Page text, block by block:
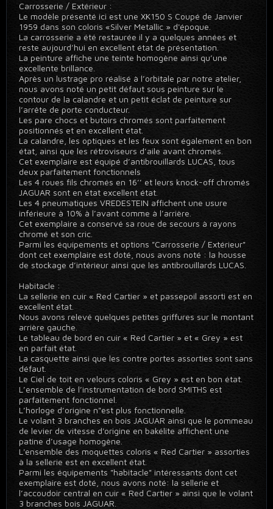
Carrosserie / Extérieur :
Le modèle présenté ici est une XK150 S Coupé de Janvier
1959 dans son coloris «Silver Metallic » d'époque.
La carrosserie a été restaurée il y a quelques années et
reste aujourd’hui en excellent état de présentation.
La peinture affiche une teinte homogène ainsi qu’une
excellente brillance.
Après un lustrage pro réalisé à l’orbitale par notre atelier,
nous avons noté un petit défaut sous peinture sur le
contour de la calandre et un petit éclat de peinture sur
l’arrête de porte conducteur.
Les pare chocs et butoirs chromés sont parfaitement
positionnés et en excellent état.
La calandre, les optiques et les feux sont également en bon
état, ainsi que les rétroviseurs d’aile avant chromés.
Cet exemplaire est équipé d’antibrouillards LUCAS, tous
deux parfaitement fonctionnels
Les 4 roues fils chromés en 16’’ et leurs knock-off chromés
JAGUAR sont en état excellent état.
Les 4 pneumatiques VREDESTEIN affichent une usure
inférieure à 10% à l’avant comme à l’arrière.
Cet exemplaire a conservé sa roue de secours à rayons
chromé et son cric.
Parmi les équipements et options "Carrosserie / Extérieur"
dont cet exemplaire est doté, nous avons noté : la housse
de stockage d’intérieur ainsi que les antibrouillards LUCAS.
Habitacle :
La sellerie en cuir « Red Cartier » et passepoil assorti est en
excellent état.
Nous avons relevé quelques petites griffures sur le montant
arrière gauche.
Le tableau de bord en cuir « Red Cartier » et « Grey » est
en parfait état.
La casquette ainsi que les contre portes assorties sont sans
défaut.
Le Ciel de toit en velours coloris « Grey » est en bon état.
L’ensemble de l’instrumentation de bord SMITHS est
parfaitement fonctionnel.
L’horloge d’origine n"est plus fonctionnelle.
Le volant 3 branches en bois JAGUAR ainsi que le pommeau
de levier de vitesse d'origine en bakélite affichent une
patine d’usage homogène.
L'ensemble des moquettes coloris « Red Cartier » assorties
à la sellerie est en excellent état.
Parmi les équipements "habitacle" intéressants dont cet
exemplaire est doté, nous avons noté: la sellerie et
l’accoudoir central en cuir « Red Cartier » ainsi que le volant
3 branches bois JAGUAR.